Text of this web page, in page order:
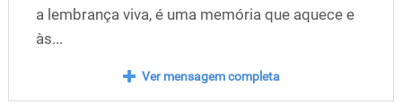
a lembrança viva, é uma memória que aquece e
às...
Ver mensagem completa